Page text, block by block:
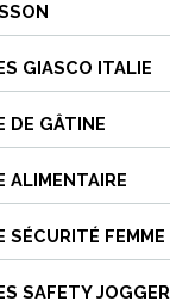
GIASCO ITALIE
DE GÂTINE
ALIMENTAIRE
SÉCURITÉ FEMME
SAFETY JOGGER